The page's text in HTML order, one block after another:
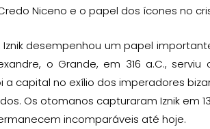
Niceno e o papel dos ícones no
desempenhou um papel
o Grande, em 316 a.C.,
a capital no exílio dos imperadores
Os otomanos capturaram Iznik em
incomparáveis até hoje.